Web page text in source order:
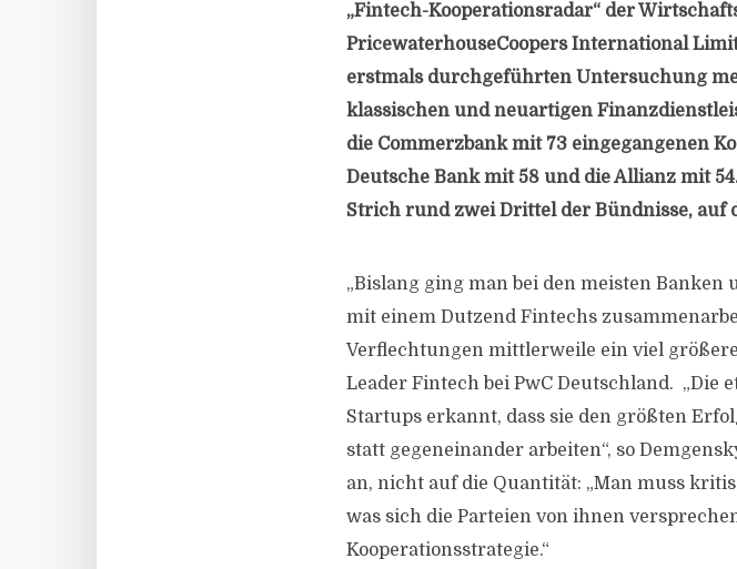
„Fintech-Kooperationsradar“ der
PricewaterhouseCoopers International
erstmals durchgeführten Untersuchung
klassischen und neuartigen
die Commerzbank mit 73 eingegangenen
Deutsche Bank mit 58 und die Allianz mit
Strich rund zwei Drittel der Bündnisse, auf
„Bislang ging man bei den meisten Banken
mit einem Dutzend Fintechs
Verflechtungen mittlerweile ein viel
Leader Fintech bei PwC Deutschland. „Die
Startups erkannt, dass sie den größten
statt gegeneinander arbeiten“, so
an, nicht auf die Quantität: „Man muss
was sich die Parteien von ihnen
Kooperationsstrategie.“